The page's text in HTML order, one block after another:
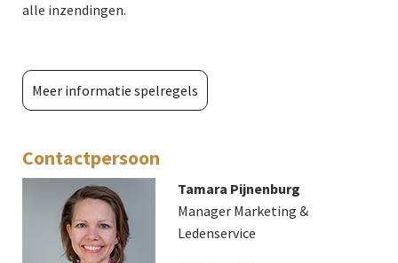
alle inzendingen.
Meer informatie spelregels
Contactpersoon
Tamara Pijnenburg
Manager Marketing &
Ledenservice